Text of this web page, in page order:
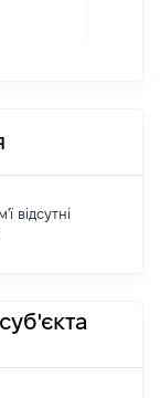
відсутні